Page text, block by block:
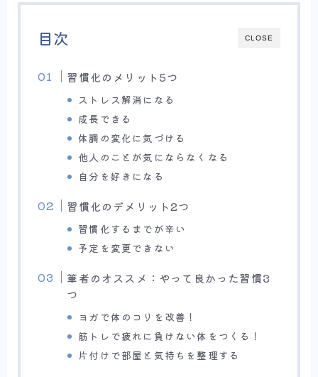
CLOSE
目次
習慣化のメリット5つ
ストレス解消になる
成長できる
体調の変化に気づける
他人のことが気にならなくなる
自分を好きになる
習慣化のデメリット2つ
習慣化するまでが辛い
予定を変更できない
筆者のオススメ：やって良かった習慣3
つ
ヨガで体のコリを改善！
筋トレで疲れに負けない体をつくる！
片付けで部屋と気持ちを整理する